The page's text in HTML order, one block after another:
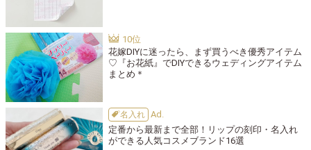
花嫁DIYに迷ったら、まず買うべき優秀アイテム
♡『お花紙』でDIYできるウェディングアイテム
まとめ＊
名入れ
定番から最新まで全部！リップの刻印・名入れ
ができる人気コスメブランド16選